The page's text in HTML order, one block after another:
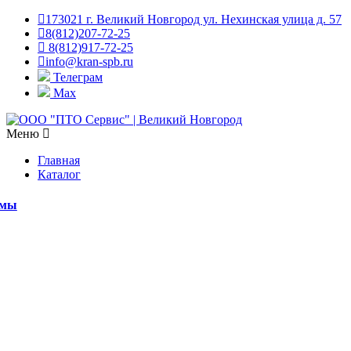
173021 г. Великий Новгород ул. Нехинская улица д. 57
8(812)207-72-25
8(812)917-72-25
info@kran-spb.ru
Телеграм
Max
Меню
Главная
Каталог